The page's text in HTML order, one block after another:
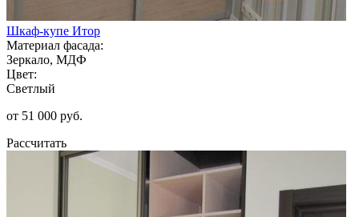
Шкаф-купе Итор
Материал фасада:
Зеркало, МДФ
Цвет:
Светлый
от 51 000 руб.
Рассчитать